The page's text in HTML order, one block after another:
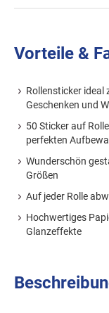
Vorteile &
Rollensticker ideal
Geschenken und
50 Sticker auf
perfekten
Wunderschön
Größen
Auf jeder Rolle
Hochwertiges
Glanzeffekte